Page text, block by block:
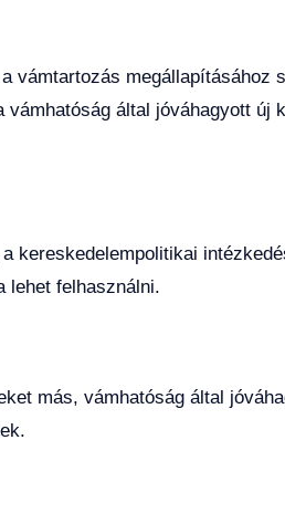
vámtartozás megállapításához
által jóváhagyott új
kereskedelempolitikai
lehet felhasználni.
más, vámhatóság által